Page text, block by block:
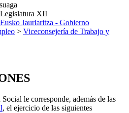
Legislatura XII
Eusko Jaurlaritza - Gobierno
> Viceconsejería de Trabajo y
le corresponde, además de las
, el ejercicio de las siguientes